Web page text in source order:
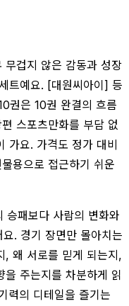
무겁지 않은 감동과 성장
트예요. [대원씨아이] 등
권은 10권 완결의 흐름
스포츠만화를 부담 없
가요. 가격도 정가 대비
용으로 접근하기 쉬운
승패보다 사람의 변화와
. 경기 장면만 몰아치는
, 왜 서로를 믿게 되는지,
주는지를 차분하게 읽
력의 디테일을 즐기는